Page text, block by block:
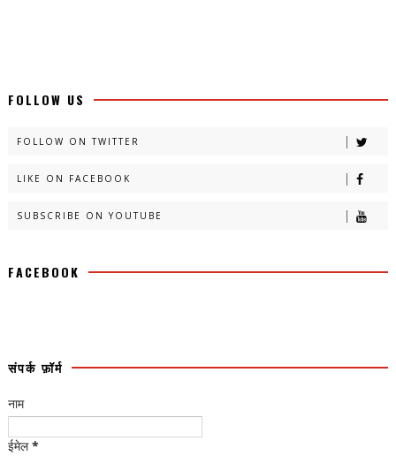
FOLLOW US
FOLLOW ON TWITTER
LIKE ON FACEBOOK
SUBSCRIBE ON YOUTUBE
FACEBOOK
संपर्क फ़ॉर्म
नाम
ईमेल*